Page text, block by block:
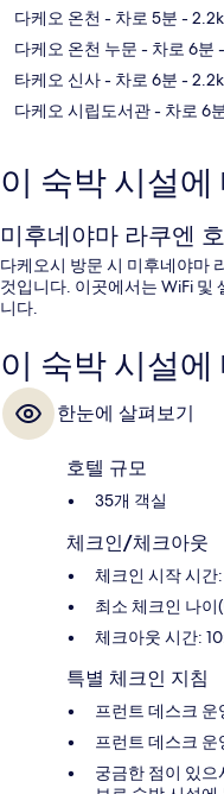
다케오 온천 - 차로 5분 -
다케오 온천 누문 - 차로 6분
타케오 신사- 차로 6분 -
다케오 시립도서관- 차로 6
이 숙박 시설에
미후네야마 라쿠엔
다케오시 방문 시 미후네야마
것입니다. 이곳에서는 WiFi 및
니다.
이 숙박 시설
한눈에 살펴보기
호텔 규모
35개 객실
체크인/체크아웃
체크인 시작 시간
최소 체크인 나이
체크아웃 시간:
특별 체크인 지침
프런트 데스크
프런트 데스크
궁금한 점이 있으